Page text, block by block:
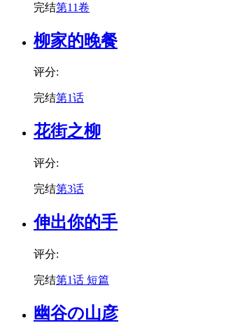
完结第11卷
柳家的晚餐
评分:
完结第1话
花街之柳
评分:
完结第3话
伸出你的手
评分:
完结第1话 短篇
幽谷の山彦